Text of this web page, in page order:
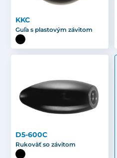
KKC
Guľa s plastovým závitom
D5-600C
Rukoväť so závitom